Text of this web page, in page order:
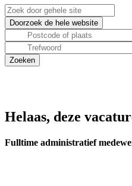
Helaas, deze
Fulltime administratief